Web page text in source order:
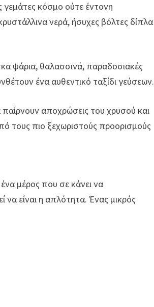
γεμάτες κόσμο ούτε έντονη
νερά, ήσυχες βόλτες δίπλα
ψάρια, θαλασσινά, παραδοσιακές
ένα αυθεντικό ταξίδι γεύσεων.
αποχρώσεις του χρυσού και
τους πιο ξεχωριστούς προορισμούς
μέρος που σε κάνει να
είναι η απλότητα. Ένας μικρός